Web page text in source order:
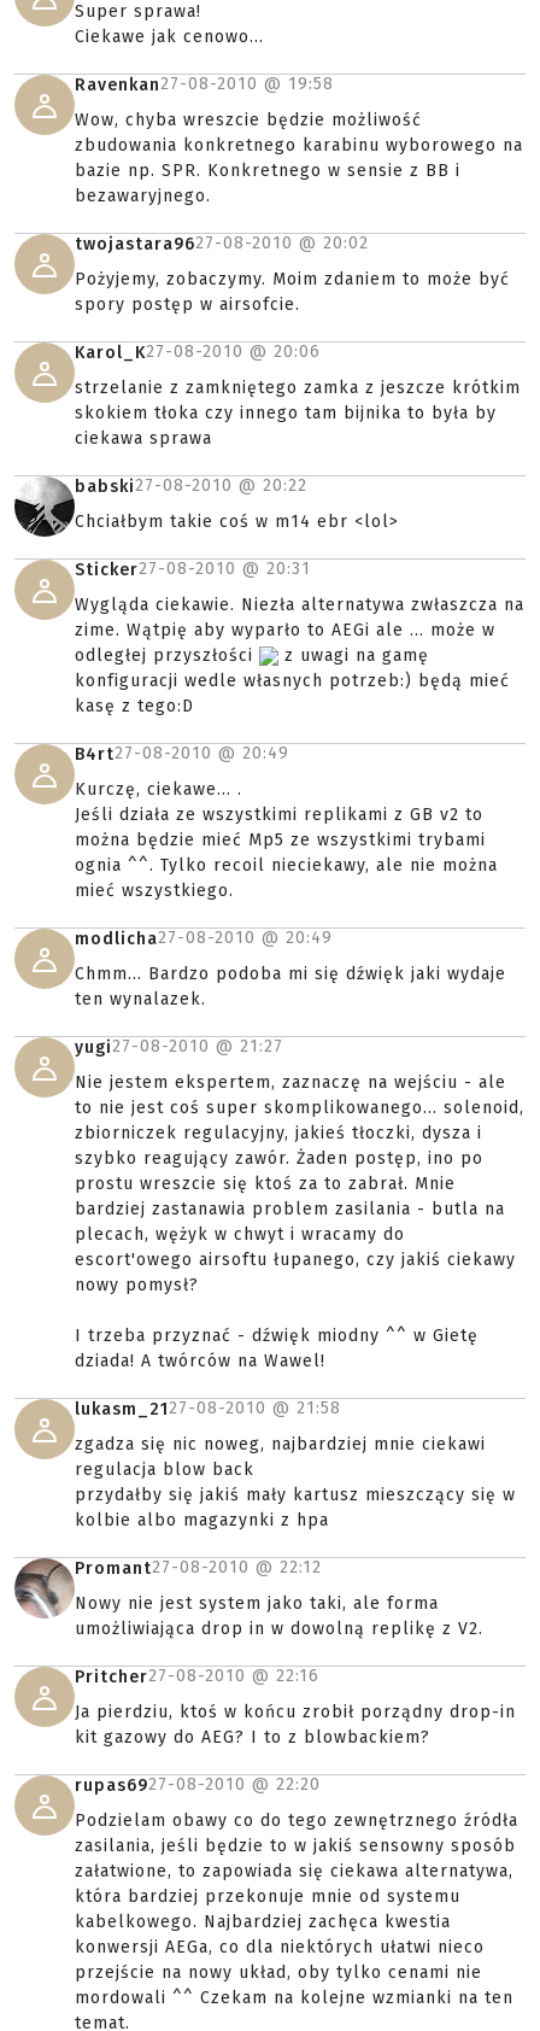
Super sprawa!
Ciekawe jak cenowo...
Ravenkan27-08-2010 @ 19:58
Wow, chyba wreszcie będzie możliwość
zbudowania konkretnego karabinu wyborowego na
bazie np. SPR. Konkretnego w sensie z BB i
bezawaryjnego.
twojastara9627-08-2010 @ 20:02
Pożyjemy, zobaczymy. Moim zdaniem to może być
spory postęp w airsofcie.
Karol_K27-08-2010 @ 20:06
strzelanie z zamkniętego zamka z jeszcze krótkim
skokiem tłoka czy innego tam bijnika to była by
ciekawa sprawa
babski27-08-2010 @ 20:22
Chciałbym takie coś w m14 ebr <lol>
Sticker27-08-2010 @ 20:31
Wygląda ciekawie. Niezła alternatywa zwłaszcza na
zime. Wątpię aby wyparło to AEGi ale ... może w
odległej przyszłości
z uwagi na gamę
konfiguracji wedle własnych potrzeb:) będą mieć
kasę z tego:D
B4rt27-08-2010 @ 20:49
Kurczę, ciekawe... .
Jeśli działa ze wszystkimi replikami z GB v2 to
można będzie mieć Mp5 ze wszystkimi trybami
ognia ^^. Tylko recoil nieciekawy, ale nie można
mieć wszystkiego.
modlicha27-08-2010 @ 20:49
Chmm... Bardzo podoba mi się dźwięk jaki wydaje
ten wynalazek.
yugi27-08-2010 @ 21:27
Nie jestem ekspertem, zaznaczę na wejściu - ale
to nie jest coś super skomplikowanego... solenoid,
zbiorniczek regulacyjny, jakieś tłoczki, dysza i
szybko reagujący zawór. Żaden postęp, ino po
prostu wreszcie się ktoś za to zabrał. Mnie
bardziej zastanawia problem zasilania - butla na
plecach, wężyk w chwyt i wracamy do
escort'owego airsoftu łupanego, czy jakiś ciekawy
nowy pomysł?
I trzeba przyznać - dźwięk miodny ^^ w Gietę
dziada! A twórców na Wawel!
lukasm_2127-08-2010 @ 21:58
zgadza się nic noweg, najbardziej mnie ciekawi
regulacja blow back
przydałby się jakiś mały kartusz mieszczący się w
kolbie albo magazynki z hpa
Promant27-08-2010 @ 22:12
Nowy nie jest system jako taki, ale forma
umożliwiająca drop in w dowolną replikę z V2.
Pritcher27-08-2010 @ 22:16
Ja pierdziu, ktoś w końcu zrobił porządny drop-in
kit gazowy do AEG? I to z blowbackiem?
rupas6927-08-2010 @ 22:20
Podzielam obawy co do tego zewnętrznego źródła
zasilania, jeśli będzie to w jakiś sensowny sposób
załatwione, to zapowiada się ciekawa alternatywa,
która bardziej przekonuje mnie od systemu
kabelkowego. Najbardziej zachęca kwestia
konwersji AEGa, co dla niektórych ułatwi nieco
przejście na nowy układ, oby tylko cenami nie
mordowali ^^ Czekam na kolejne wzmianki na ten
temat.